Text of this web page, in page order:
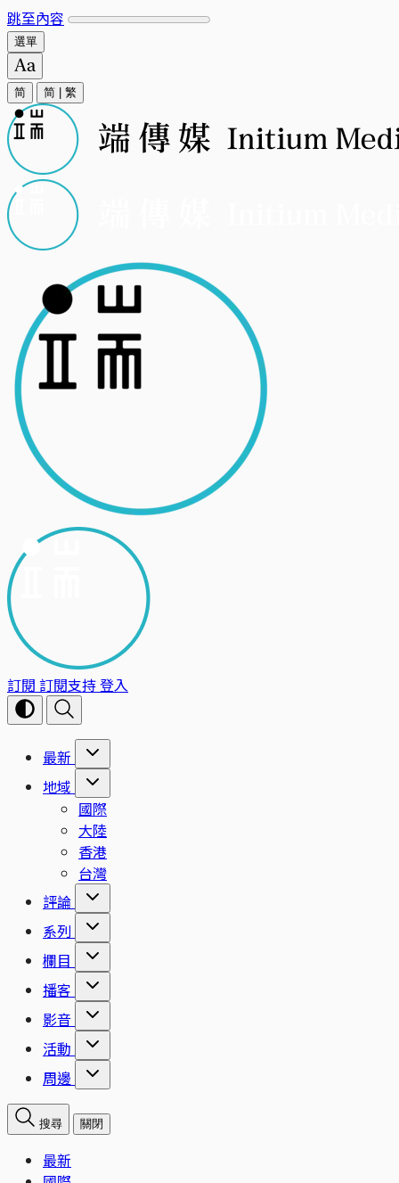
跳至內容
選單
简 简 繁
訂閱 訂閱支持登入
最新
地域
國際
大陸
香港
台灣
評論
系列
欄目
播客
影音
活動
周邊
搜尋 關閉
最新